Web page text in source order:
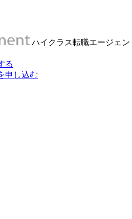
ハイクラス転職エージェン
る
申し込む